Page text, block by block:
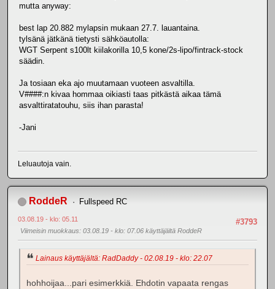
mutta anyway:
best lap 20.882 mylapsin mukaan 27.7. lauantaina.
tylsänä jätkänä tietysti sähköautolla:
WGT Serpent s100lt kiilakorilla 10,5 kone/2s-lipo/fintrack-stock
säädin.
Ja tosiaan eka ajo muutamaan vuoteen asvaltilla.
V####:n kivaa hommaa oikiasti taas pitkästä aikaa tämä
asvalttiratatouhu, siis ihan parasta!
-Jani
Leluautoja vain.
RoddeR Fullspeed RC
#3793
03.08.19 - klo: 05.11
Viimeisin muokkaus: 03.08.19 - klo: 07.06 käyttäjältä RoddeR
Lainaus käyttäjältä: RadDaddy - 02.08.19 - klo: 22.07
hohhoijaa...pari esimerkkiä. Ehdotin vapaata rengas